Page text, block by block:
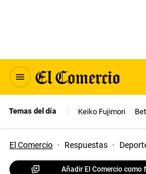
Temas del día Keiko Fujimori
El Comercio · Respuestas ·
Añadir El Comercio como